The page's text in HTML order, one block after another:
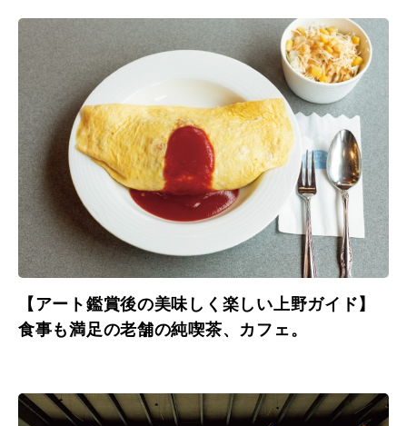
【アート鑑賞後の美味しく楽しい上野ガイド】
食事も満足の老舗の純喫茶、カフェ。